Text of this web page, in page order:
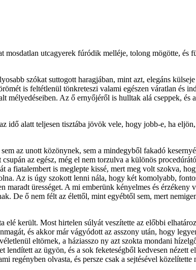
utcagyerek fúródik melléje, tolong mögötte,
szókat suttogott haragjában, mint azt, elegáns
is feltétlenül tönkreteszi valami egészen váratlan és
mélyedéseiben. Az ő ernyőjéről is hulltak alá cseppek,
idő alatt teljesen tisztába jövök vele, hogy jobb-e, ha
az unott közönynek, sem a mindegyből fakadó
az egész, még el nem torzulva a különös
fiatalembert is meglepte kissé, mert meg volt szokva,
Az is úgy szokott lenni nála, hogy két komolyabb,
ürességet. A mi emberünk kényelmes és
De ő nem félt az élettől, mint egyébtől sem, mert
került. Most hirtelen súlyát veszítette az előbbi
és akkor már vágyódott az asszony után, hogy
eltörnek, a háziasszo ny azt szokta mondani
az ügyön, és a sok feketeségből kedvesen nézett
olvasta, és persze csak a sejtésével